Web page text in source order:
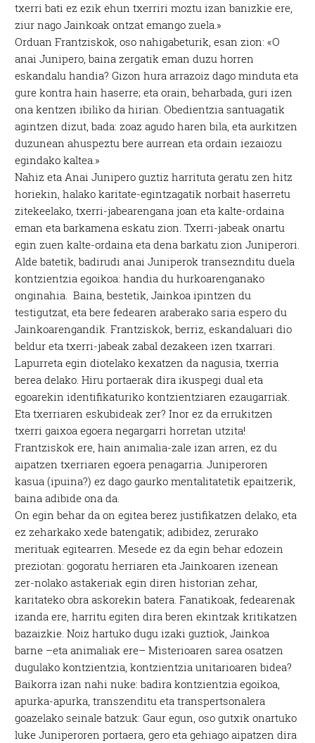
txerri bati ez ezik ehun txerriri moztu izan banizkie ere,
ziur nago Jainkoak ontzat emango zuela.»
Orduan Frantziskok, oso nahigabeturik, esan zion: «O
anai Junipero, baina zergatik eman duzu horren
eskandalu handia? Gizon hura arrazoiz dago minduta eta
gure kontra hain haserre; eta orain, beharbada, guri izen
ona kentzen ibiliko da hirian. Obedientzia santuagatik
agintzen dizut, bada: zoaz agudo haren bila, eta aurkitzen
duzunean ahuspeztu bere aurrean eta ordain iezaiozu
egindako kaltea.»
Nahiz eta Anai Junipero guztiz harrituta geratu zen hitz
horiekin, halako karitate-egintzagatik norbait haserretu
zitekeelako, txerri-jabearengana joan eta kalte-ordaina
eman eta barkamena eskatu zion. Txerri-jabeak onartu
egin zuen kalte-ordaina eta dena barkatu zion Juniperori.
Alde batetik, badirudi anai Juniperok transeznditu duela
kontzientzia egoikoa: handia du hurkoarenganako
onginahia. Baina, bestetik, Jainkoa ipintzen du
testigutzat, eta bere fedearen araberako saria espero du
Jainkoarengandik. Frantziskok, berriz, eskandaluari dio
beldur eta txerri-jabeak zabal dezakeen izen txarrari.
Lapurreta egin diotelako kexatzen da nagusia, txerria
berea delako. Hiru portaerak dira ikuspegi dual eta
egoarekin identifikaturiko kontzientziaren ezaugarriak.
Eta txerriaren eskubideak zer? Inor ez da errukitzen
txerri gaixoa egoera negargarri horretan utzita!
Frantziskok ere, hain animalia-zale izan arren, ez du
aipatzen txerriaren egoera penagarria. Juniperoren
kasua (ipuina?) ez dago gaurko mentalitatetik epaitzerik,
baina adibide ona da.
On egin behar da on egitea berez justifikatzen delako, eta
ez zeharkako xede batengatik; adibidez, zerurako
merituak egitearren. Mesede ez da egin behar edozein
preziotan: gogoratu herriaren eta Jainkoaren izenean
zer-nolako astakeriak egin diren historian zehar,
karitateko obra askorekin batera. Fanatikoak, fedearenak
izanda ere, harritu egiten dira beren ekintzak kritikatzen
bazaizkie. Noiz hartuko dugu izaki guztiok, Jainkoa
barne –eta animaliak ere– Misterioaren sarea osatzen
dugulako kontzientzia, kontzientzia unitarioaren bidea?
Baikorra izan nahi nuke: badira kontzientzia egoikoa,
apurka-apurka, transzenditu eta transpertsonalera
goazelako seinale batzuk: Gaur egun, oso gutxik onartuko
luke Juniperoren portaera, gero eta gehiago aipatzen dira